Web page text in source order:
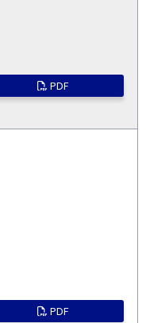
PDF
PDF